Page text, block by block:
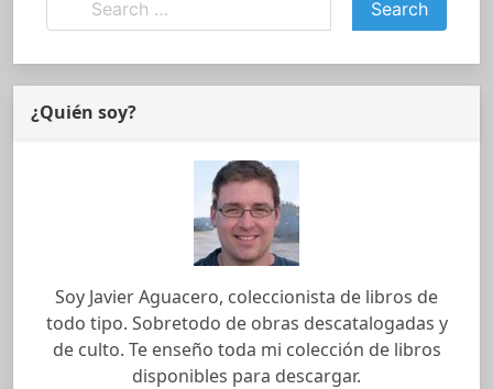
¿Quién soy?
Soy Javier Aguacero, coleccionista de libros de
todo tipo. Sobretodo de obras descatalogadas y
de culto. Te enseño toda mi colección de libros
disponibles para descargar.